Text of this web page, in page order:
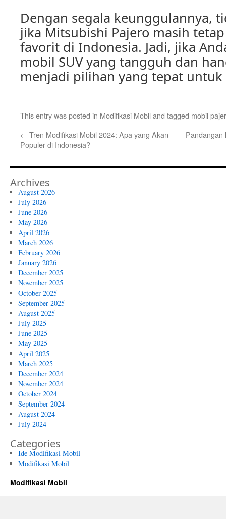
Dengan segala keunggulannya,
jika Mitsubishi Pajero masih
favorit di Indonesia. Jadi, jika
mobil SUV yang tangguh dan
menjadi pilihan yang tepat untuk
This entry was posted in Modifikasi Mobil and tagged mobil
← Tren Modifikasi Mobil 2024: Apa yang Akan
Populer di Indonesia?
Pandangan
Archives
August 2026
July 2026
June 2026
May 2026
April 2026
March 2026
February 2026
January 2026
December 2025
November 2025
October 2025
September 2025
August 2025
July 2025
June 2025
May 2025
April 2025
March 2025
December 2024
November 2024
October 2024
September 2024
August 2024
July 2024
Categories
Ide Modifikasi Mobil
Modifikasi Mobil
Modifikasi Mobil